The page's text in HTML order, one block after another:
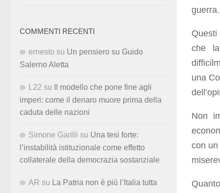
guerra.
che
una
Non
con
COMMENTI RECENTI
ernesto su Un pensiero su Guido
Salerno Aletta
L22 su
Il modello che pone fine agli
imperi: come il denaro muore prima della
caduta delle nazioni
Simone Garilli su Una tesi forte:
l’instabilità istituzionale come effetto
collaterale della democrazia sostanziale
AR su La Patria non è più l’Italia tutta